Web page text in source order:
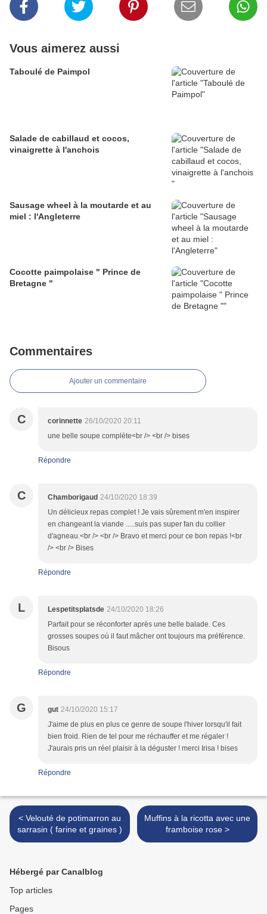
Vous aimerez aussi
Taboulé de Paimpol
Salade de cabillaud et cocos,
vinaigrette à l'anchois
Sausage wheel à la moutarde et au
miel : l'Angleterre
Cocotte paimpolaise " Prince de
Bretagne "
Commentaires
Ajouter un commentaire
C corinnette 26/10/2020 20:11
une belle soupe complète<br /> <br /> bises
Répondre
C Chamborigaud 24/10/2020 18:39
Un délicieux repas complet ! Je vais sûrement m'en inspirer
en changeant la viande .....suis pas super fan du collier
d'agneau.<br /> <br /> Bravo et merci pour ce bon repas !<br
/> <br /> Bises
Répondre
L Lespetitsplatsde 24/10/2020 18:26
Parfait pour se réconforter après une belle balade. Ces
grosses soupes où il faut mâcher ont toujours ma préférence.
Bisous
Répondre
G gut 24/10/2020 15:17
J'aime de plus en plus ce genre de soupe l'hiver lorsqu'il fait
bien froid. Rien de tel pour me réchauffer et me régaler !
J'aurais pris un réel plaisir à la déguster ! merci Irisa ! bises
Répondre
< Velouté de potimarron au
sarrasin ( farine et graines )
Muffins à la ricotta avec une
framboise rose >
Hébergé par Canalblog
Top articles
Pages